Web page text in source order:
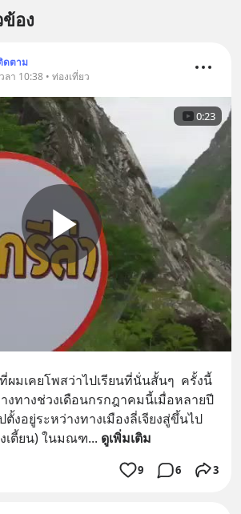
https://lin.ee/aMEkyNA
สนับสนุนโดย Inspire English
========================= 📍กด
รับสิทธิ์ทดลองเรียนฟรี! กับ Inspire
English ที่นี่ : inspire-
english.in.th/event/inspire-english-
x-ด-ดล-blog-mrtharadhol-แคมเปญ
เติม Line : https://lin.ee/uaQvU5C
#เรียนรู้ผ่านการใช้จริง #มากกว่าการ
เรียนภาษา #InspireEnglish
อง
ดตาม
ลา 10:38 • ท่องเที่ยว
0:23
มเคยโพสว่าไปเรียนที่นั่นสั้นๆ  ครั้งนี้
งทางช่วงเดือนกรกฎาคมนี้เมื่อหลายปี
งอยู่ระหว่างทางเมืองลี่เจียงสู่ขึ้นไป
เตี้ยน) ในมณฑ... ดูเพิ่มเติม
9 6 3